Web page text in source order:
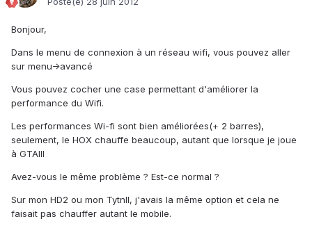
Bonjour,
Dans le menu de connexion à un réseau wifi, vous pouvez aller
sur menu->avancé
Vous pouvez cocher une case permettant d'améliorer la
performance du Wifi.
Les performances Wi-fi sont bien améliorées(+ 2 barres),
seulement, le HOX chauffe beaucoup, autant que lorsque je joue
à GTAIII
Avez-vous le même problème ? Est-ce normal ?
Sur mon HD2 ou mon TytnII, j'avais la même option et cela ne
faisait pas chauffer autant le mobile.